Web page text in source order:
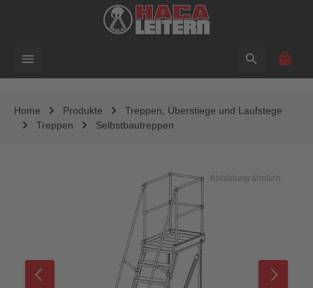
Home Produkte
Treppen, Überstiege und Laufstege
Treppen
Selbstbautreppen
Abbildung ähnlich